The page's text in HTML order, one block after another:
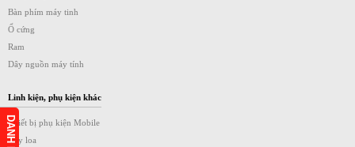
Bàn phím máy tinh
Ổ cứng
Ram
Dây nguồn máy tính
Linh kiện, phụ kiện khác
Thiết bị phụ kiện Mobile
Dây loa